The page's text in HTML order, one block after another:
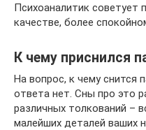
Психоаналитик советует
качестве, более
К чему приснился
На вопрос, к чему снится
ответа нет. Сны про это
различных толкований –
малейших деталей ваших